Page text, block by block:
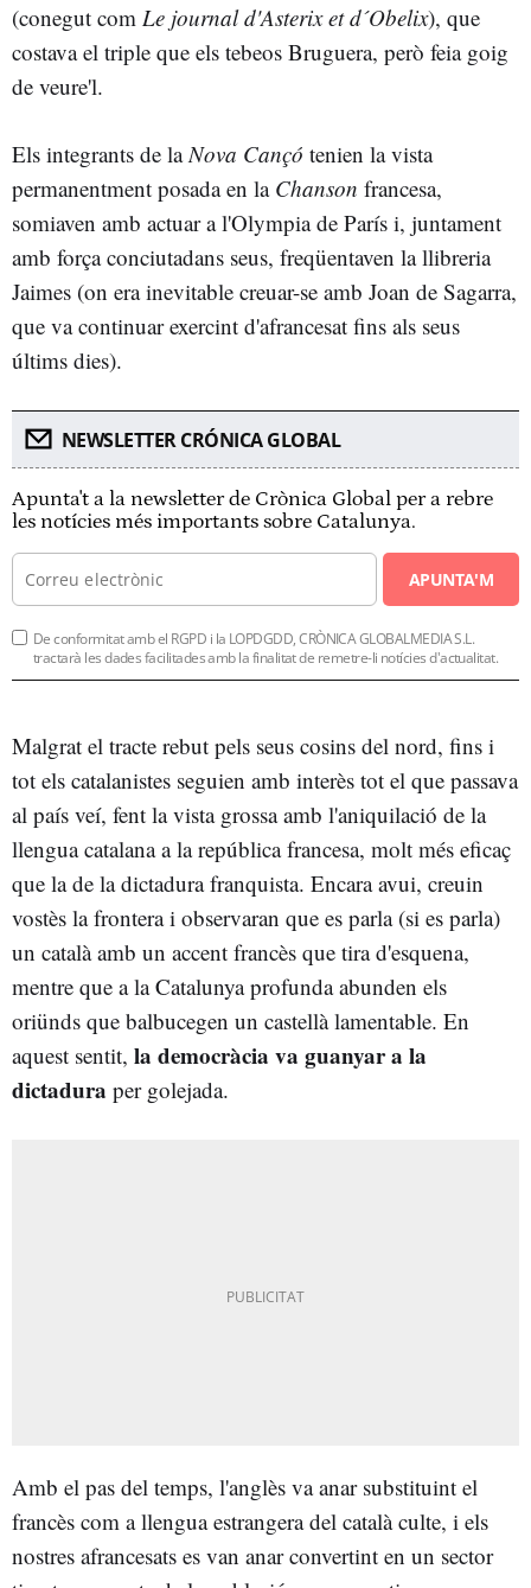
(conegut com Le journal d'Asterix et d´Obelix), que
costava el triple que els tebeos Bruguera, però feia goig
de veure'l.
Els integrants de la Nova Cançó tenien la vista
permanentment posada en la Chanson francesa,
somiaven amb actuar a l'Olympia de París i, juntament
amb força conciutadans seus, freqüentaven la llibreria
Jaimes (on era inevitable creuar-se amb Joan de Sagarra,
que va continuar exercint d'afrancesat fins als seus
últims dies).
NEWSLETTER CRÓNICA GLOBAL
Apunta't a la newsletter de Crònica Global per a rebre
les notícies més importants sobre Catalunya.
APUNTA'M
De conformitat amb el RGPD i la LOPDGDD, CRÒNICA GLOBALMEDIA S.L.
tractarà les dades facilitades amb la finalitat de remetre-li notícies d'actualitat.
Malgrat el tracte rebut pels seus cosins del nord, fins i
tot els catalanistes seguien amb interès tot el que passava
al país veí, fent la vista grossa amb l'aniquilació de la
llengua catalana a la república francesa, molt més eficaç
que la de la dictadura franquista. Encara avui, creuin
vostès la frontera i observaran que es parla (si es parla)
un català amb un accent francès que tira d'esquena,
mentre que a la Catalunya profunda abunden els
oriünds que balbucegen un castellà lamentable. En
aquest sentit, la democràcia va guanyar a la
dictadura per golejada.
Amb el pas del temps, l'anglès va anar substituint el
francès com a llengua estrangera del català culte, i els
nostres afrancesats es van anar convertint en un sector